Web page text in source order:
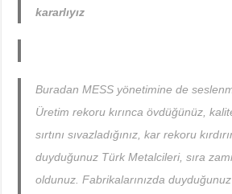
kararlıyız
Buradan MESS yönetimine de
Üretim rekoru kırınca övdüğünüz,
sırtını sıvazladığınız, kar rekoru
duyduğunuz Türk Metalcileri, sıra
oldunuz. Fabrikalarınızda